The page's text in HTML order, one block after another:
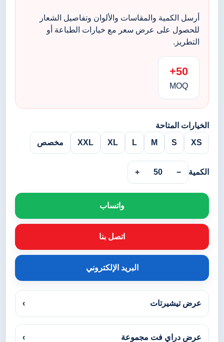
أرسل الكمية والمقاسات والألوان وتفاصيل الشعار
للحصول على عرض سعر مع خيارات الطباعة أو
التطريز.
50+
MOQ
الخيارات المتاحة
XS
S
M
L
XL
XXL مخصص
الكمية −
50
+
واتساب
اتصل بنا
البريد الإلكتروني
عرض تيشيرتات ›
عرض دراي فت مجموعة ›